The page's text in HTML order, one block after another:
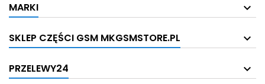
MARKI
SKLEP CZĘŚCI GSM MKGSMSTORE.PL
PRZELEWY24